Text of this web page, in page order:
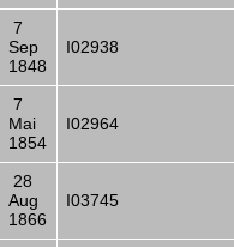
7
Sep
1848
I02938
7
Mai
1854
I02964
28
Aug
1866
I03745